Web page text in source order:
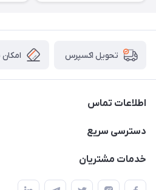
تحویل اکسپرس
اطلاعات تماس
09332394024-09120346631
دسترسی سریع
حساب کاربری
خدمات مشتریان
قوانین و مقررات